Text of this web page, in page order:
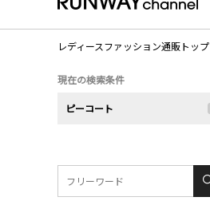
レディースファッション通販トップ
現在の検索条件
ピーコート